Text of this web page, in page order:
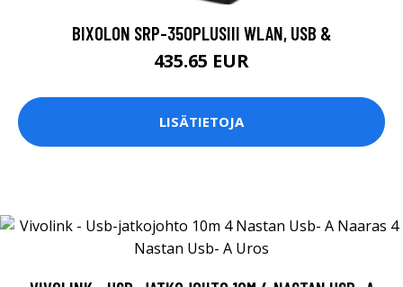
BIXOLON SRP-350PLUSIII WLAN, USB &
435.65 EUR
LISÄTIETOJA